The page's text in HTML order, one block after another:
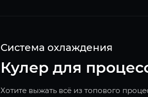
Система охлаждения
Кулер для
Хотите выжать всё из топового